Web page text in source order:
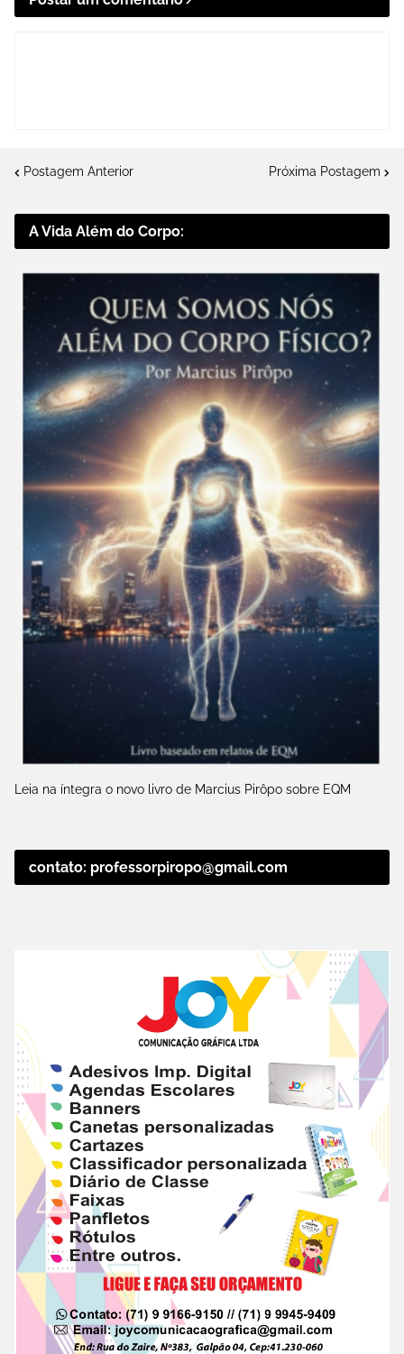
Postagem Anterior Próxima Postagem
A Vida Além do Corpo:
Leia na íntegra o novo livro de Marcius Pirôpo sobre EQM
contato: professorpiropo@gmail.com